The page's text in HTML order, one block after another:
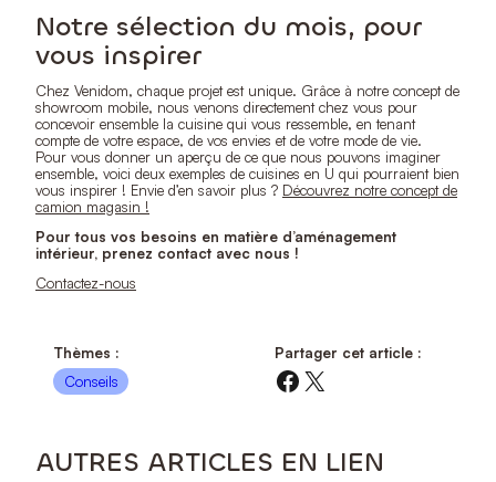
Notre sélection du mois, pour
vous inspirer
Chez Venidom, chaque projet est unique. Grâce à notre concept de
showroom mobile, nous venons directement chez vous pour
concevoir ensemble la cuisine qui vous ressemble, en tenant
compte de votre espace, de vos envies et de votre mode de vie.
Pour vous donner un aperçu de ce que nous pouvons imaginer
ensemble, voici deux exemples de cuisines en U qui pourraient bien
vous inspirer ! Envie d’en savoir plus ? Découvrez notre concept de
camion magasin !
Pour tous vos besoins en matière d’aménagement
intérieur, prenez contact avec nous !
Contactez-nous
Thèmes :
Conseils
Partager cet article :
Facebook
X
AUTRES ARTICLES EN LIEN